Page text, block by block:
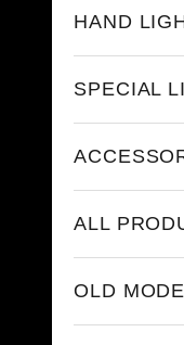
HAND
SPECIAL
ALL
OLD